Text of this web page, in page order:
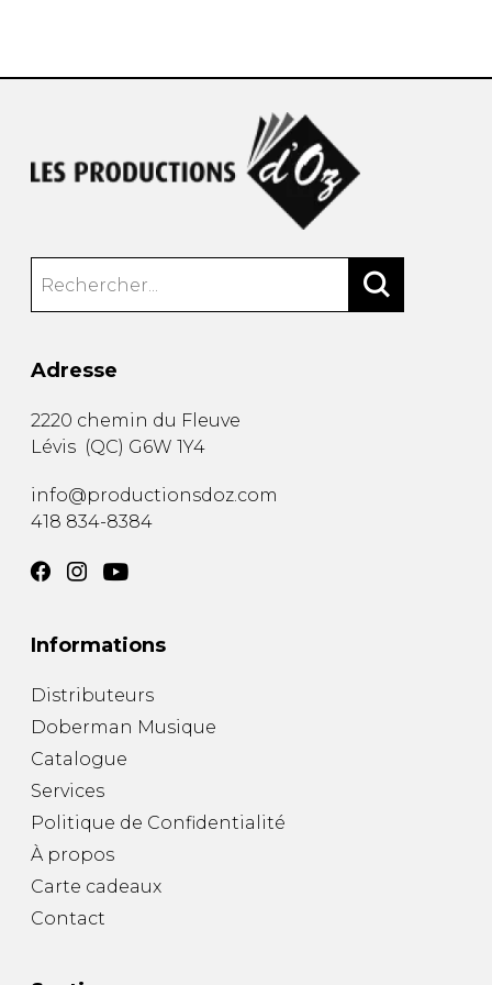
Adresse
2220 chemin du Fleuve
Lévis (QC) G6W 1Y4
info@productionsdoz.com
418 834-8384
Informations
Distributeurs
Doberman Musique
Catalogue
Services
Politique de Confidentialité
À propos
Carte cadeaux
Contact